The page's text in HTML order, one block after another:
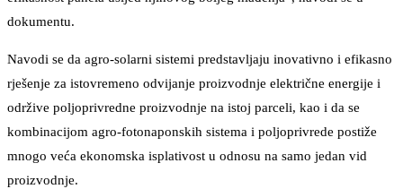
dokumentu.
Navodi se da agro-solarni sistemi predstavljaju inovativno i efikasno
rješenje za istovremeno odvijanje proizvodnje električne energije i
održive poljoprivredne proizvodnje na istoj parceli, kao i da se
kombinacijom agro-fotonaponskih sistema i poljoprivrede postiže
mnogo veća ekonomska isplativost u odnosu na samo jedan vid
proizvodnje.